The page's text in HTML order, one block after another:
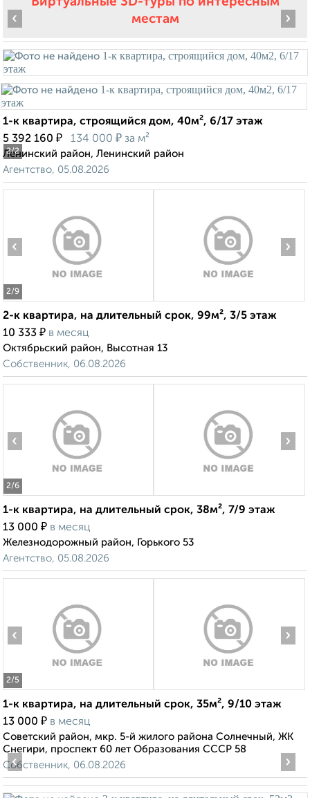
местам
2/2
‹ ›
1-к квартира, строящийся дом, 40м², 6/17 этаж
5 392 160 ₽ 134 000 ₽ за м²
Ленинский район, Ленинский район
Агентство, 05.08.2026
2/9
‹ ›
2-к квартира, на длительный срок, 99м², 3/5 этаж
10 333 ₽ в месяц
Октябрьский район, Высотная 13
Собственник, 06.08.2026
2/6
‹ ›
1-к квартира, на длительный срок, 38м², 7/9 этаж
13 000 ₽ в месяц
Железнодорожный район, Горького 53
Агентство, 05.08.2026
2/5
‹ ›
1-к квартира, на длительный срок, 35м², 9/10 этаж
13 000 ₽ в месяц
Советский район, мкр. 5-й жилого района Солнечный, ЖК
Снегири, проспект 60 лет Образования СССР 58
Собственник, 06.08.2026
‹ ›